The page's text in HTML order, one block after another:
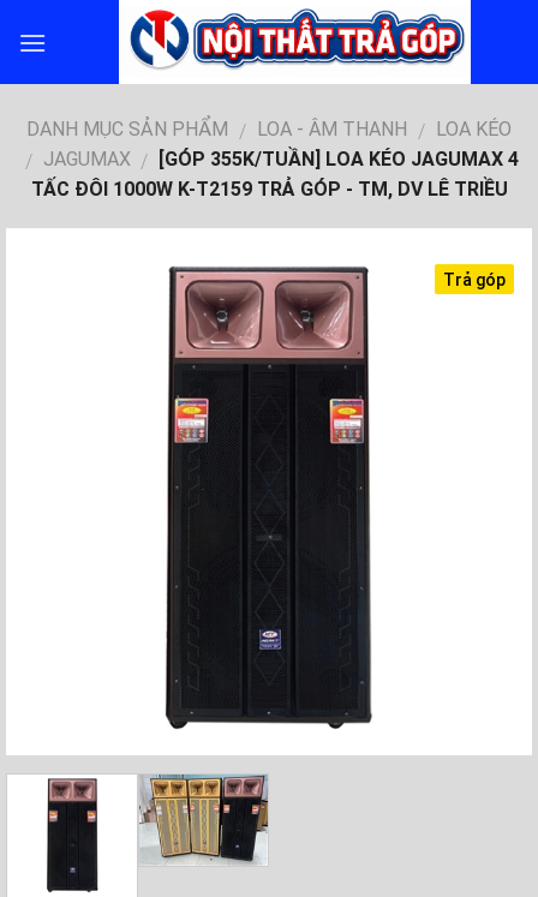
DANH MỤC SẢN PHẨM / LOA - ÂM THANH / LOA KÉO
/ JAGUMAX /
[GÓP 355K/TUẦN] LOA KÉO JAGUMAX 4
TẤC ĐÔI 1000W K-T2159 TRẢ GÓP - TM, DV LÊ TRIỀU
Trả góp